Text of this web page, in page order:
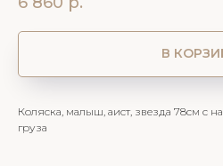
В
Коляска, малыш, аист, звезда 78см с
груза